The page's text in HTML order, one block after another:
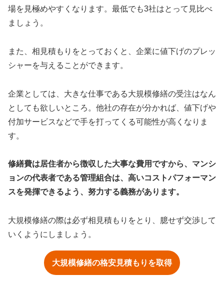
場を見極めやすくなります。最低でも3社はとって見比べ
ましょう。
また、相見積もりをとっておくと、企業に値下げのプレッ
シャーを与えることができます。
企業としては、大きな仕事である大規模修繕の受注はなん
としても欲しいところ。他社の存在が分かれば、値下げや
付加サービスなどで手を打ってくる可能性が高くなりま
す。
修繕費は居住者から徴収した大事な費用ですから、マンシ
ョンの代表者である管理組合は、高いコストパフォーマン
スを発揮できるよう、努力する義務があります。
大規模修繕の際は必ず相見積もりをとり、臆せず交渉して
いくようにしましょう。
大規模修繕の格安見積もりを取得